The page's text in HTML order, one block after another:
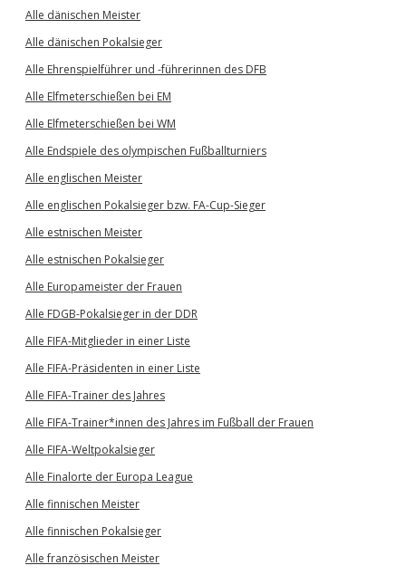
Alle dänischen Meister
Alle dänischen Pokalsieger
Alle Ehrenspielführer und -führerinnen des DFB
Alle Elfmeterschießen bei EM
Alle Elfmeterschießen bei WM
Alle Endspiele des olympischen Fußballturniers
Alle englischen Meister
Alle englischen Pokalsieger bzw. FA-Cup-Sieger
Alle estnischen Meister
Alle estnischen Pokalsieger
Alle Europameister der Frauen
Alle FDGB-Pokalsieger in der DDR
Alle FIFA-Mitglieder in einer Liste
Alle FIFA-Präsidenten in einer Liste
Alle FIFA-Trainer des Jahres
Alle FIFA-Trainer*innen des Jahres im Fußball der Frauen
Alle FIFA-Weltpokalsieger
Alle Finalorte der Europa League
Alle finnischen Meister
Alle finnischen Pokalsieger
Alle französischen Meister